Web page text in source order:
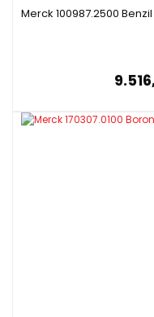
Merck 100987.2500